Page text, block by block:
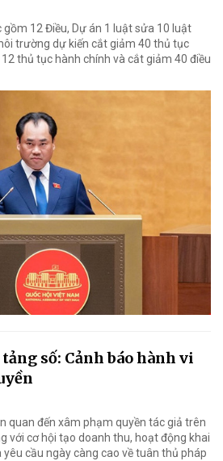
12 Điều, Dự án 1 luật sửa 10 luật
trường dự kiến cắt giảm 40 thủ tục
thủ tục hành chính và cắt giảm 40 điều
số: Cảnh báo hành vi
quan đến xâm phạm quyền tác giả trên
với cơ hội tạo doanh thu, hoạt động khai
cầu ngày càng cao về tuân thủ pháp